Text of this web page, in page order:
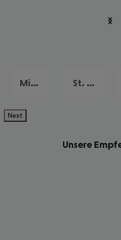
Miami Beach St. Pete Beach
Next
Unsere